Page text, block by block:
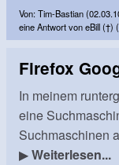
Von: Tim-Bastian
eine Antwort von eBill (†)
Firefox
In meinem
eine
Suchmaschinen
▶Weiterlesen...